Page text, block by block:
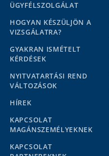
ÜGYFÉLSZOLGÁLAT
HOGYAN KÉSZÜLJÖN A
VIZSGÁLATRA?
GYAKRAN ISMÉTELT
KÉRDÉSEK
NYITVATARTÁSI REND
VÁLTOZÁSOK
HÍREK
KAPCSOLAT
MAGÁNSZEMÉLYEKNEK
KAPCSOLAT